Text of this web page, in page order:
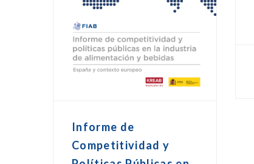
Informe de
Competitividad y